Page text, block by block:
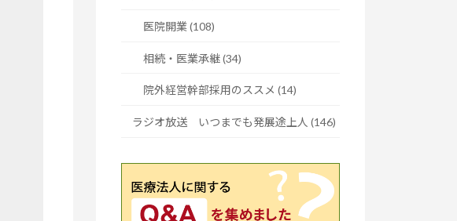
医院開業 (108)
相続・医業承継 (34)
院外経営幹部採用のススメ (14)
ラジオ放送 いつまでも発展途上人 (146)